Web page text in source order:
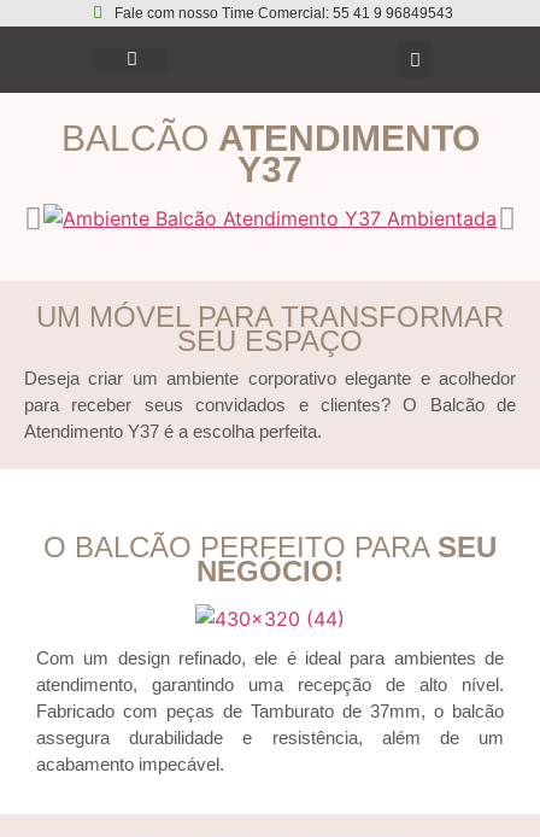
Fale com nosso Time Comercial: 55 41 9 96849543
BALCÃO ATENDIMENTO
Y37
UM MÓVEL PARA TRANSFORMAR
SEU ESPAÇO
Deseja criar um ambiente corporativo elegante e acolhedor
para receber seus convidados e clientes? O Balcão de
Atendimento Y37 é a escolha perfeita.
O BALCÃO PERFEITO PARA SEU
NEGÓCIO!
Com um design refinado, ele é ideal para ambientes de
atendimento, garantindo uma recepção de alto nível.
Fabricado com peças de Tamburato de 37mm, o balcão
assegura durabilidade e resistência, além de um
acabamento impecável.